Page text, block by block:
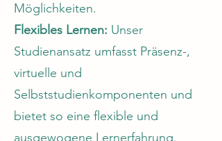
Möglichkeiten.
Flexibles Lernen: Unser
Studienansatz umfasst Präsenz-,
virtuelle und
Selbststudienkomponenten und
bietet so eine flexible und
ausgewogene Lernerfahrung.